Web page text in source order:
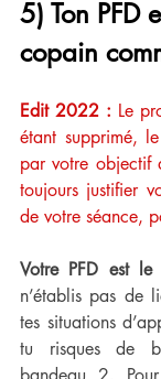
5) Ton PFD
copain
Edit 2022 : Le
étant supprimé,
par votre objectif
toujours justifier
de votre séance,
Votre PFD est
n’établis pas de
tes situations
tu risques de